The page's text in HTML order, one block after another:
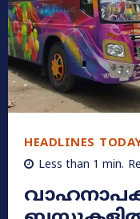
HEADLINES
Less than 1 min.